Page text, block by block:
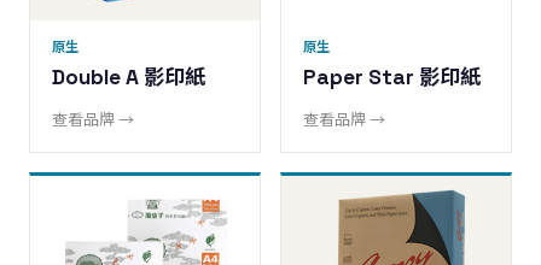
原生
Double A 影印紙
查看品牌 →
原生
Paper Star 影印紙
查看品牌 →